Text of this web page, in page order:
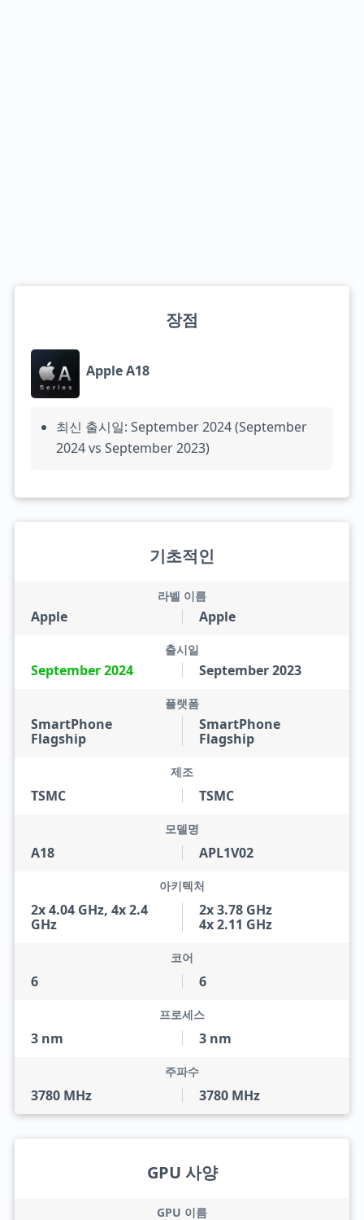
장점
Apple A18
최신 출시일: September 2024 (September
2024 vs September 2023)
기초적인
Apple
라벨 이름
Apple
September 2024
출시일
September 2023
SmartPhone
Flagship
플랫폼
SmartPhone
Flagship
TSMC
제조
TSMC
A18
모델명
APL1V02
2x 4.04 GHz, 4x 2.4
GHz
아키텍처
2x 3.78 GHz
4x 2.11 GHz
6
코어
6
3 nm
프로세스
3 nm
3780 MHz
주파수
3780 MHz
GPU 사양
GPU 이름